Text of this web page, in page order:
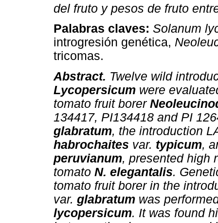
del fruto y pesos de fruto
Palabras claves: Solanum
introgresión genética,
tricomas.
Abstract. Twelve wild
Lycopersicum were
tomato fruit borer
134417, PI134418 and PI
glabratum, the introduction
habrochaites var. typicum,
peruvianum, presented high
tomato N. elegantalis.
tomato fruit borer in the
var. glabratum was
lycopersicum. It was found